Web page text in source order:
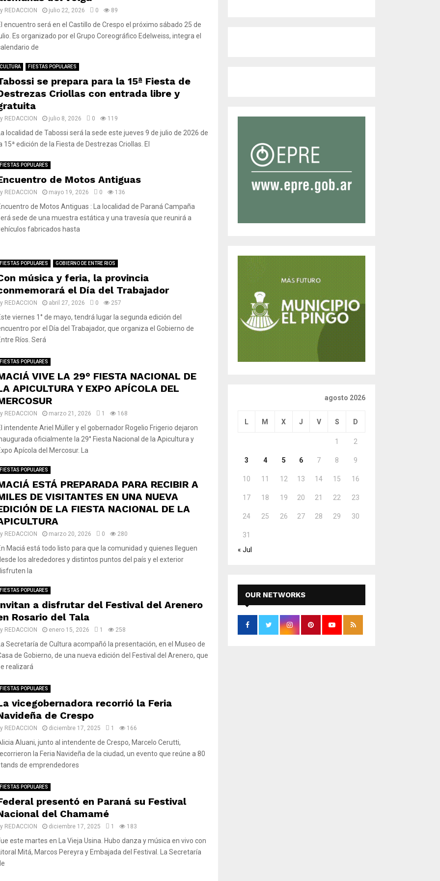
REDACCION julio 22, 2026 0 89
encuentro será en el Castillo de Crespo el próximo sábado 25 de
Es organizado por el Grupo Coreográfico Edelweiss, integra el
de
CULTURA FIESTAS POPULARES
se prepara para la 15ª Fiesta de
Criollas con entrada libre y
REDACCION julio 8, 2026 0 119
localidad de Tabossi será la sede este jueves 9 de julio de 2026 de
15ª edición de la Fiesta de Destrezas Criollas. El
FIESTAS POPULARES
de Motos Antiguas
REDACCION mayo 19, 2026 0 136
de Motos Antiguas : La localidad de Paraná Campaña
sede de una muestra estática y una travesía que reunirá a
fabricados hasta
FIESTAS POPULARES GOBIERNO DE ENTRE RIOS
música y feria, la provincia
el Día del Trabajador
REDACCION abril 27, 2026 0 257
viernes 1° de mayo, tendrá lugar la segunda edición del
por el Día del Trabajador, que organiza el Gobierno de
Ríos. Será
FIESTAS POPULARES
VIVE LA 29° FIESTA NACIONAL DE
APICULTURA Y EXPO APÍCOLA DEL
REDACCION marzo 21, 2026 1 168
intendente Ariel Müller y el gobernador Rogelio Frigerio dejaron
oficialmente la 29° Fiesta Nacional de la Apicultura y
Apícola del Mercosur. La
FIESTAS POPULARES
ESTÁ PREPARADA PARA RECIBIR A
DE VISITANTES EN UNA NUEVA
DE LA FIESTA NACIONAL DE LA
REDACCION marzo 20, 2026 0 280
Maciá está todo listo para que la comunidad y quienes lleguen
los alrededores y distintos puntos del país y el exterior
la
FIESTAS POPULARES
a disfrutar del Festival del Arenero
Rosario del Tala
REDACCION enero 15, 2026 1 258
Secretaría de Cultura acompañó la presentación, en el Museo de
de Gobierno, de una nueva edición del Festival del Arenero, que
realizará
FIESTAS POPULARES
vicegobernadora recorrió la Feria
de Crespo
REDACCION diciembre 17, 2025 1 166
Aluani, junto al intendente de Crespo, Marcelo Cerutti,
la Feria Navideña de la ciudad, un evento que reúne a 80
de emprendedores
FIESTAS POPULARES
presentó en Paraná su Festival
del Chamamé
REDACCION diciembre 17, 2025 1 183
este martes en La Vieja Usina. Hubo danza y música en vivo con
Mitá, Marcos Pereyra y Embajada del Festival. La Secretaría
agosto 2026
L M X J V S D
1 2
3 4 5 6 7 8 9
10 11 12 13 14 15 16
17 18 19 20 21 22 23
24 25 26 27 28 29 30
31
« Jul
OUR NETWORKS